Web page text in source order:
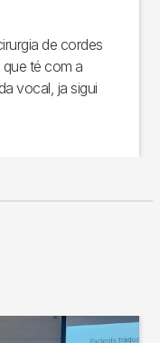
de cordes
té com a
vocal, ja sigui